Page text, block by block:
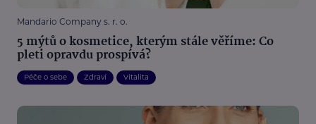
Mandario Company s. r. o.
5 mýtů o kosmetice, kterým stále věříme: Co
pleti opravdu prospívá?
Péče o sebe Zdraví Vitalita